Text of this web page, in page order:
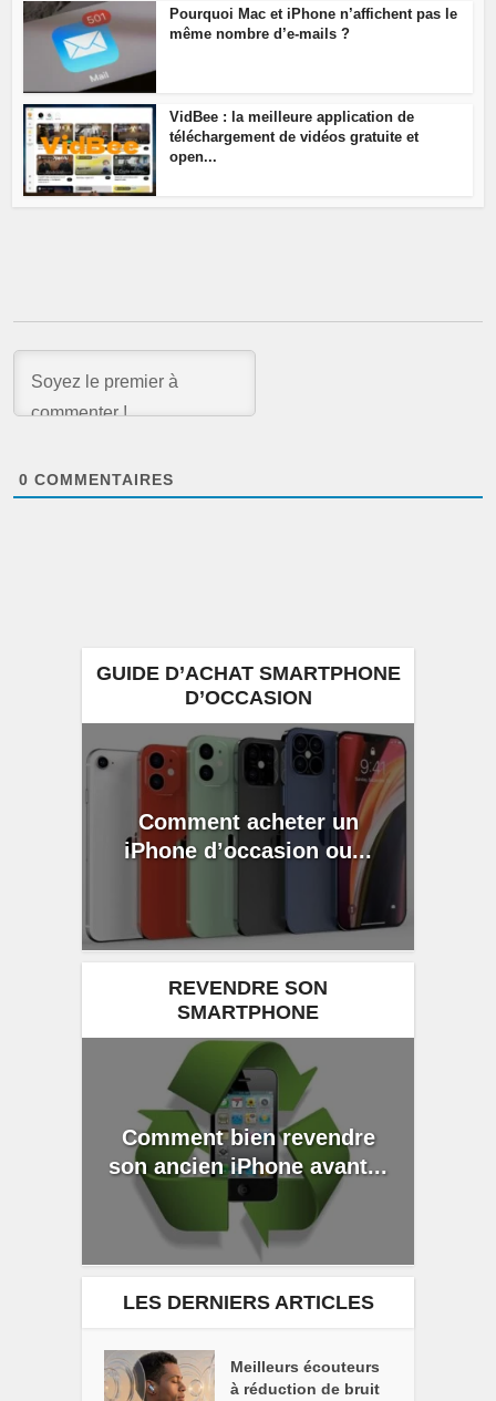
Pourquoi Mac et iPhone n’affichent pas le
même nombre d’e-mails ?
VidBee : la meilleure application de
téléchargement de vidéos gratuite et
open...
0 COMMENTAIRES
GUIDE D’ACHAT SMARTPHONE
D’OCCASION
Comment acheter un
iPhone d’occasion ou...
REVENDRE SON
SMARTPHONE
Comment bien revendre
son ancien iPhone avant...
LES DERNIERS ARTICLES
Meilleurs écouteurs
à réduction de bruit